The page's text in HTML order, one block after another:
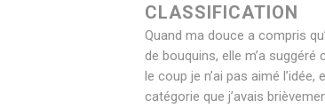
CLASSIFICATION
Quand ma douce a compris
de bouquins, elle m’a
le coup je n’ai pas aimé
catégorie que j’avais